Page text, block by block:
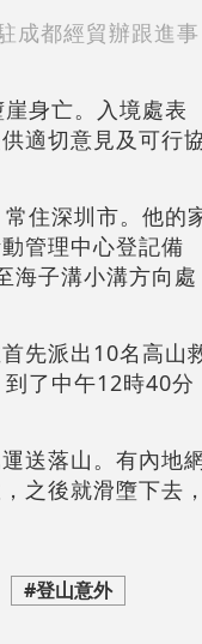
成都經貿辦跟進事
身亡。入境處表
適切意見及可行
住深圳市。他的
管理中心登記備
海子溝小溝方向處
先派出10名高山
了中午12時40分
送落山。有內地
之後就滑墮下去，
#登山意外